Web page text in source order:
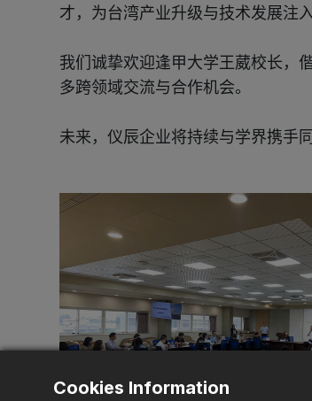
才，为台湾产业升级与技术发展注入
我们诚挚欢迎逢甲大学王葳校长，
多跨领域交流与合作机会。
未来，仪辰企业将持续与学界携手
Cookies Information